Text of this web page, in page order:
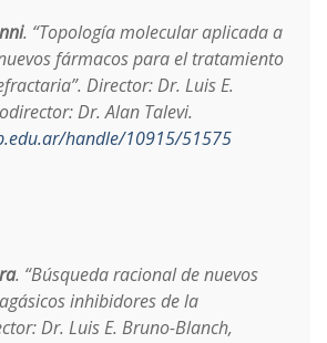
. “Topología molecular aplicada a
fármacos para el tratamiento
Director: Dr. Luis E.
Dr. Alan Talevi.
handle/10915/51575
. “Búsqueda racional de nuevos
inhibidores de la
Dr. Luis E. Bruno-Blanch,